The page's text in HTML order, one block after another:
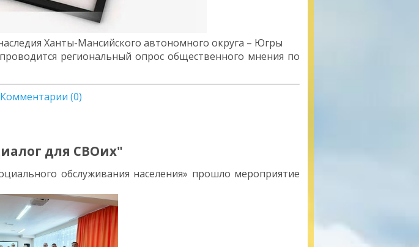
Ханты-Мансийского автономного округа – Югры
региональный опрос общественного мнения по
Комментарии (0)
для СВОих"
обслуживания населения» прошло мероприятие